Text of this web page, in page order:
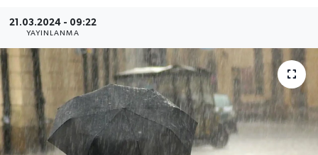
21.03.2024 - 09:22
YAYINLANMA
Si̇yaset
Spor
Yaşam
Anali̇z
Haber Arşivi